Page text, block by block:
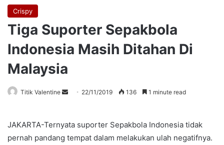
Crispy
Tiga Suporter Sepakbola
Indonesia Masih Ditahan Di
Malaysia
Titik Valentine
Send 22/11/2019 136 1 minute read
JAKARTA-Ternyata suporter Sepakbola Indonesia tidak
pernah pandang tempat dalam melakukan ulah negatifnya.